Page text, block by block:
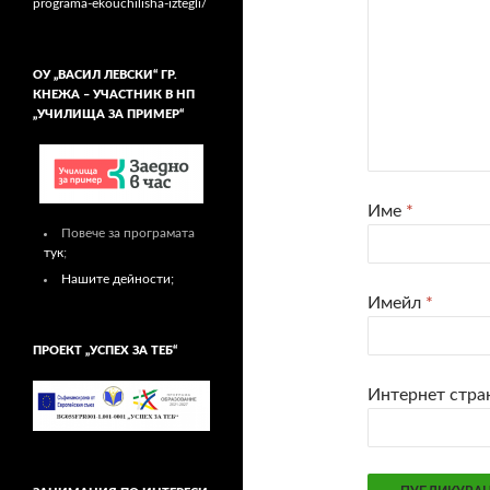
Име *
Имейл *
Интернет
programa-ekouchilisha-iztegli/
ОУ „ВАСИЛ ЛЕВСКИ“ ГР.
КНЕЖА – УЧАСТНИК В НП
„УЧИЛИЩА ЗА ПРИМЕР“
Повече за програмата
тук;
Нашите дейности;
ПРОЕКТ „УСПЕХ ЗА ТЕБ“